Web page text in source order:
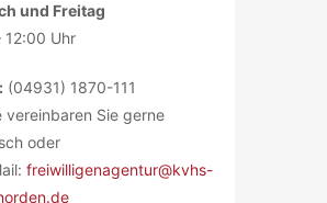
und Freitag
12:00 Uhr
(04931) 1870-111
vereinbaren Sie gerne
oder
freiwilligenagentur@kvhs-